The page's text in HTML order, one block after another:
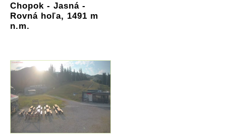
Chopok - Jasná -
Rovná hoľa, 1491 m
n.m.